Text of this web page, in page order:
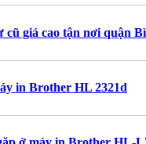
cũ giá cao tận nơi quận
in Brother HL 2321d